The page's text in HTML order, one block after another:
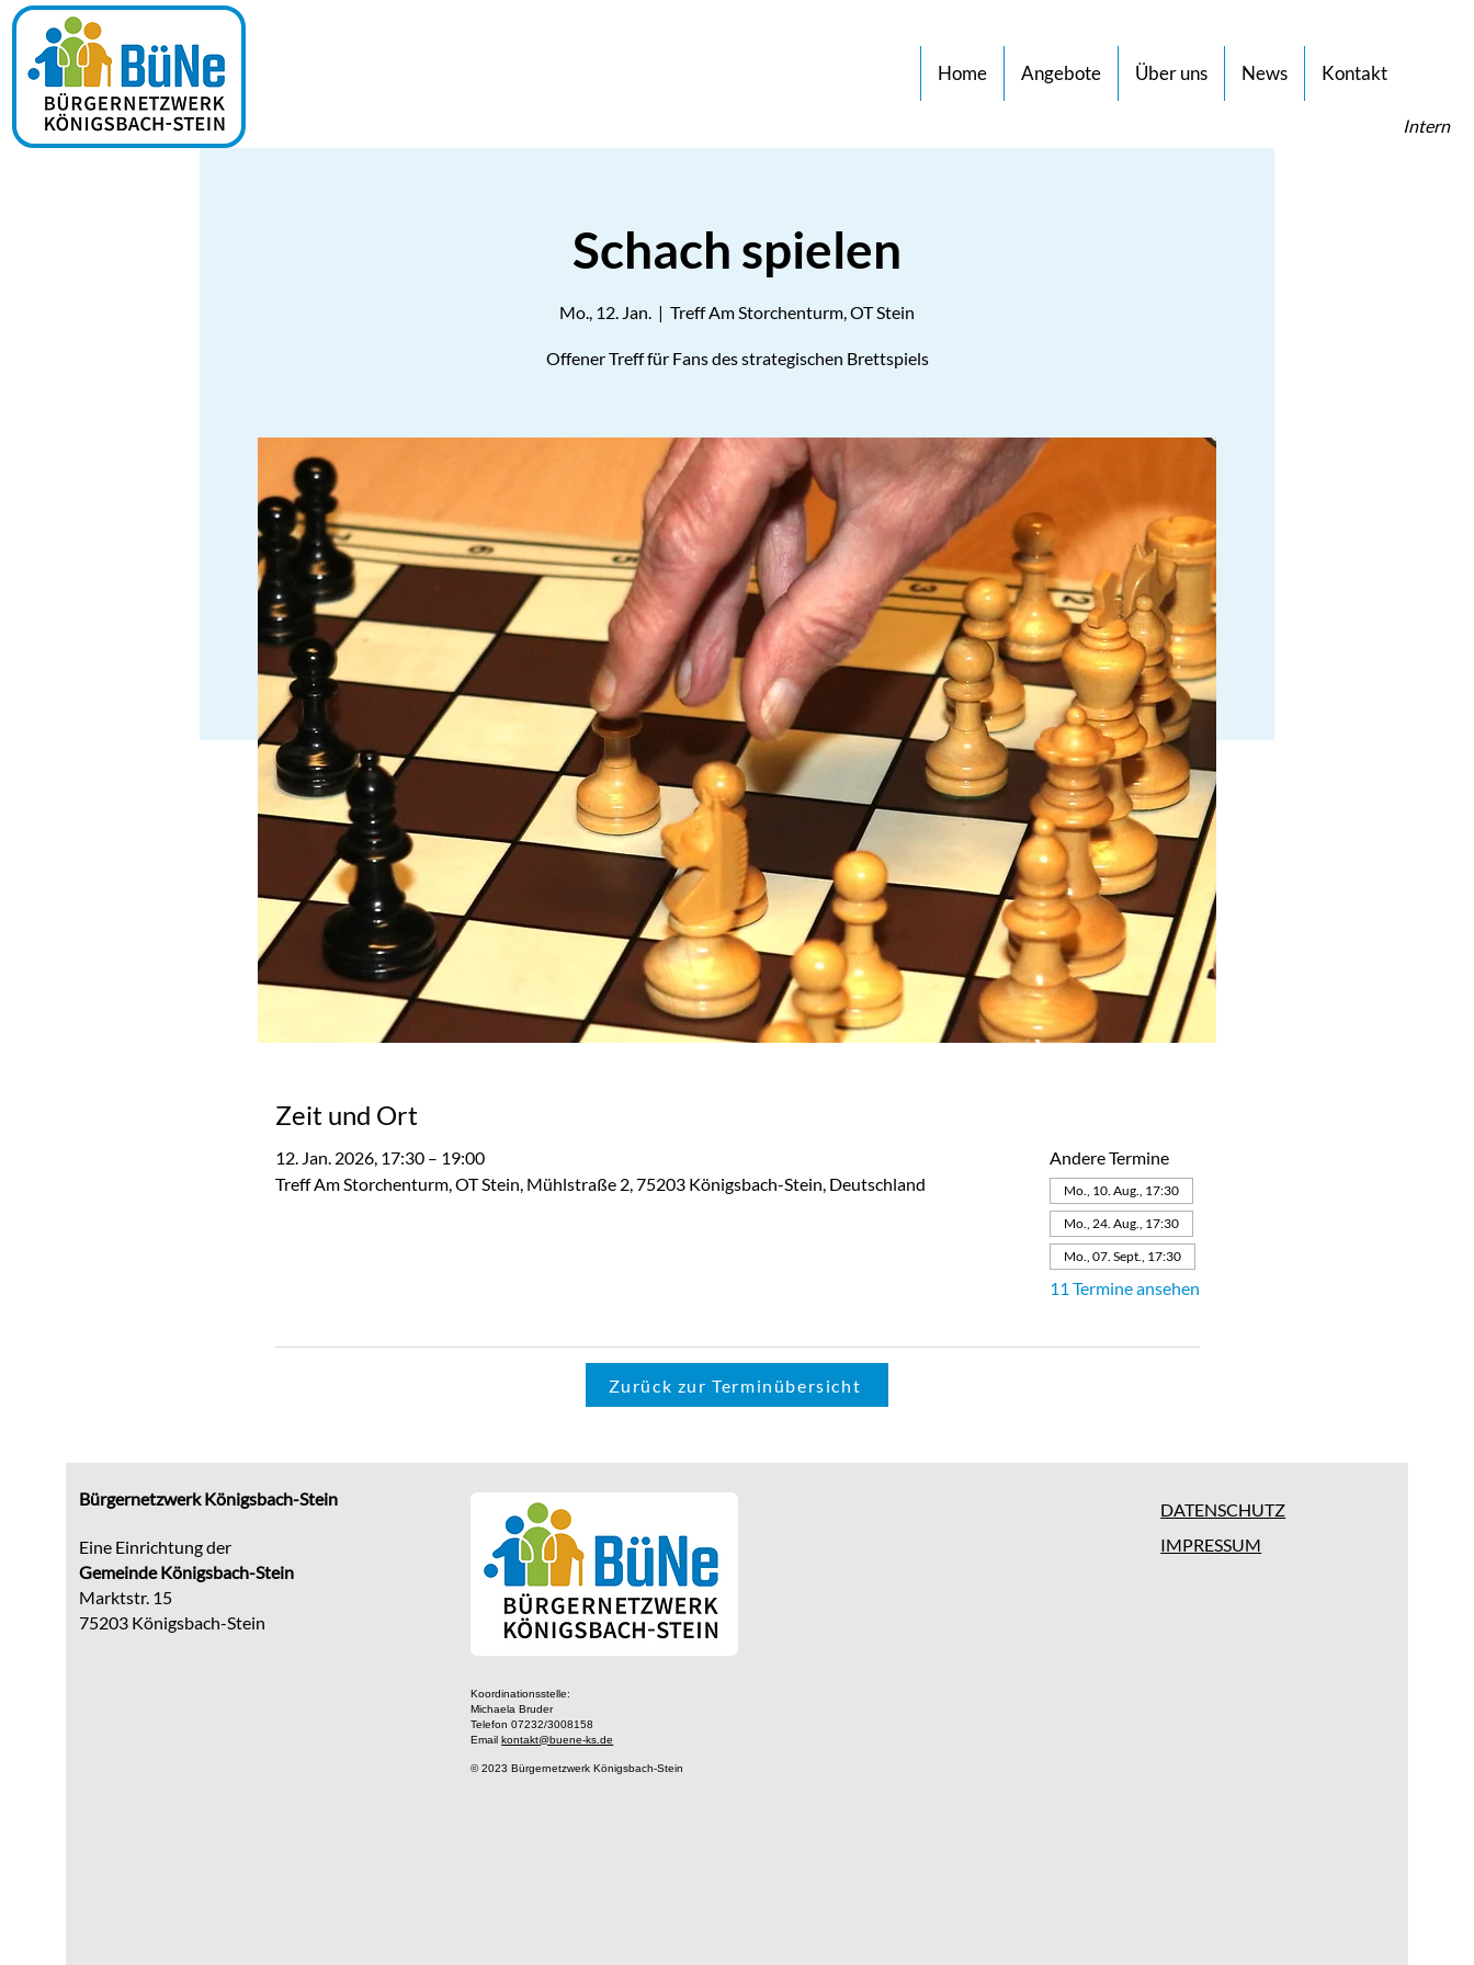
Home Angebote Über uns News Kontakt
Intern
Schach spielen
Mo., 12. Jan.
  |
Treff Am Storchenturm, OT Stein
Offener Treff für Fans des strategischen Brettspiels
Zeit und Ort
12. Jan. 2026, 17:30 – 19:00
Treff Am Storchenturm, OT Stein, Mühlstraße 2, 75203 Königsbach-Stein, Deutschland
Andere Termine
Mo., 10. Aug., 17:30
Mo., 24. Aug., 17:30
Mo., 07. Sept., 17:30
11 Termine ansehen
Zurück zur Terminübersicht
Bürgernetzwerk Königsbach-Stein
Eine Einrichtung der
Gemeinde Königsbach-Stein
Marktstr. 15
75203 Königsbach-Stein
Koordinationsstelle:
Michaela Bruder
Telefon 07232/3008158
Email kontakt@buene-ks.de
© 2023 Bürgernetzwerk Königsbach-Stein
DATENSCHUTZ
IMPRESSUM